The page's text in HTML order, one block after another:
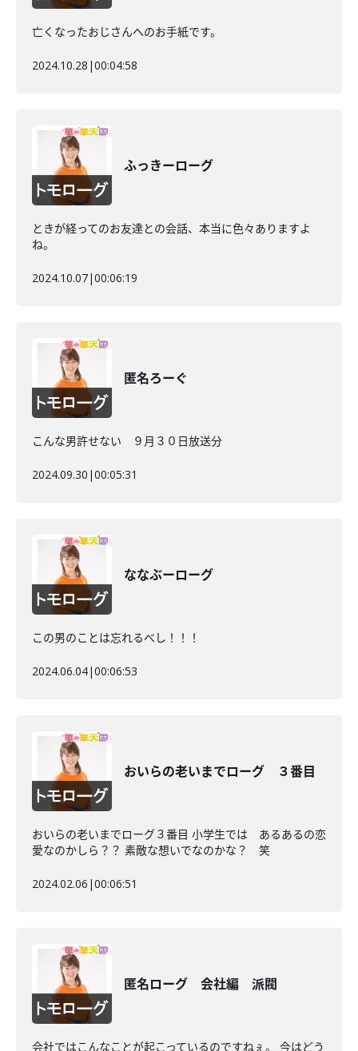
亡くなったおじさんへのお手紙です。
2024.10.28 |00:04:58
ふっきーローグ
ときが経ってのお友達との会話、本当に色々ありますよ
ね。
2024.10.07|00:06:19
匿名ろーぐ
こんな男許せない ９月３０日放送分
2024.09.30 |00:05:31
ななぶーローグ
この男のことは忘れるべし！！！
2024.06.04|00:06:53
おいらの老いまでローグ ３番目
おいらの老いまでローグ３番目 小学生では あるあるの恋
愛なのかしら？？ 素敵な想いでなのかな？ 笑
2024.02.06 |00:06:51
匿名ローグ 会社編 派閥
会社ではこんなことが起こっているのですねぇ。 今はどう